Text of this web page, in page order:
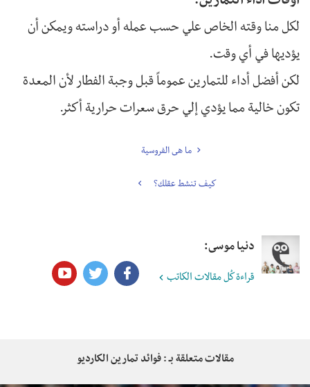
لكل منا وقته الخاص علي حسب عمله أو دراسته ويمكن أن
يؤديها في أي وقت.
لكن أفضل أداء للتمارين عموماً قبل وجبة الفطار لأن المعدة
تكون خالية مما يؤدي إلي حرق سعرات حرارية أكثر.
ما هى الفروسية
كيف تنشط عقلك؟
دنيا موسى:
قراءة كُل مقالات الكاتب
مقالات متعلقة بـ : فوائد تمارين الكارديو